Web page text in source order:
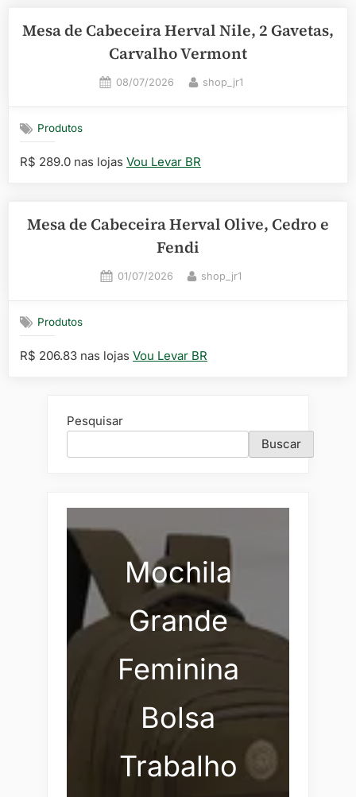
Mesa de Cabeceira Herval Nile, 2 Gavetas,
Carvalho Vermont
Posted
08/07/2026 By
shop_jr1
Produtos
R$ 289.0 nas lojas Vou Levar BR
Mesa de Cabeceira Herval Olive, Cedro e
Fendi
Posted
01/07/2026 By
shop_jr1
Produtos
R$ 206.83 nas lojas Vou Levar BR
Pesquisar
Buscar
Mochila
Grande
Feminina
Bolsa
Trabalho